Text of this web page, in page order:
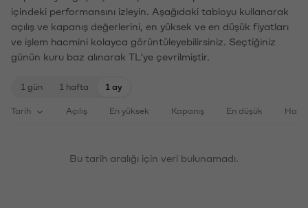
içindeki performansını izleyin. Aşağıdaki tabloyu kullanarak
açılış ve kapanış değerlerini, en yüksek ve en düşük fiyatları
ve işlem hacmini kolayca görüntüleyebilirsiniz. Seçtiğiniz
günün kuru baz alınarak TL'ye çevrilmiştir.
1 gün 1 hafta 1 ay
Tarih Açılış En yüksek Kapanış En düşük
Bu tarih aralığı için veri bulunamadı.